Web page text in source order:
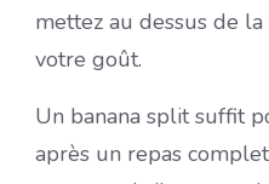
mettez au dessus de
votre goût.
Un banana split suffit
après un repas